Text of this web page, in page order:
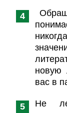
новую
вас в
Не